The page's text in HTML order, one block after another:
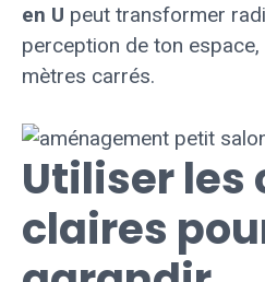
en U peut transformer
perception de ton
mètres carrés.
Utiliser les
claires